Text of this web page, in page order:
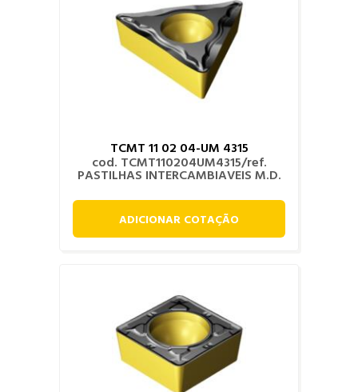
TCMT 11 02 04-UM 4315
cod. TCMT110204UM4315/ref.
PASTILHAS INTERCAMBIAVEIS M.D.
ADICIONAR COTAÇÃO